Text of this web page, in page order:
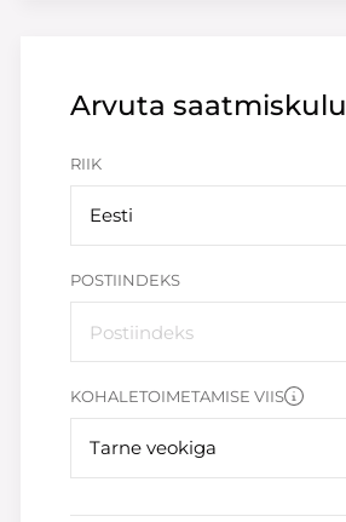
Arvuta saatmiskulu
RIIK
Eesti
POSTIINDEKS
KOHALETOIMETAMISE VIIS
Tarne veokiga